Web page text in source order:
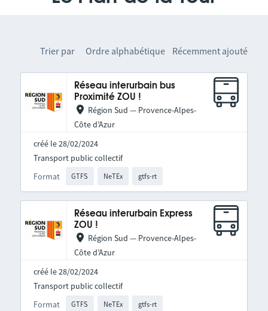
Trier par Ordre alphabétique Récemment ajouté
Réseau interurbain bus
Proximité ZOU !
Région Sud — Provence-Alpes-
Côte d’Azur
créé le 28/02/2024
Format GTFS NeTEx gtfs-rt
Transport public collectif
Réseau interurbain Express
ZOU !
Région Sud — Provence-Alpes-
Côte d’Azur
créé le 28/02/2024
Format GTFS NeTEx gtfs-rt
Transport public collectif